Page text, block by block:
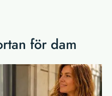
för dam